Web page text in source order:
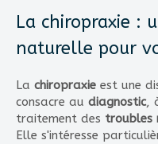
La chiropraxie :
naturelle pour
La chiropraxie est une
consacre au diagnostic,
traitement des troubles
Elle s'intéresse